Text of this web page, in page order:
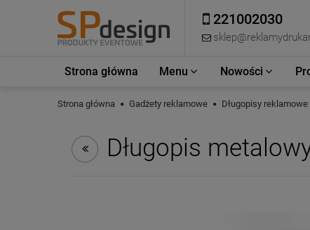
221002030
Strona główna Menu Nowości
Strona główna Gadżety reklamowe Długopisy reklamowe
Długopis